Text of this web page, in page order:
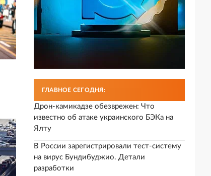
ГЛАВНОЕ СЕГОДНЯ:
Дрон-камикадзе обезврежен: Что
известно об атаке украинского БЭКа на
Ялту
В России зарегистрировали тест-систему
на вирус Бундибуджио. Детали
разработки